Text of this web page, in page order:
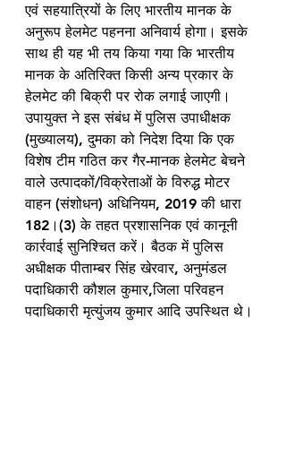
एवं सहयात्रियों के लिए भारतीय मानक के
अनुरूप हेलमेट पहनना अनिवार्य होगा। इसके
साथ ही यह भी तय किया गया कि भारतीय
मानक के अतिरिक्त किसी अन्य प्रकार के
हेलमेट की बिक्री पर रोक लगाई जाएगी।
उपायुक्त ने इस संबंध में पुलिस उपाधीक्षक
(मुख्यालय), दुमका को निदेश दिया कि एक
विशेष टीम गठित कर गैर-मानक हेलमेट बेचने
वाले उत्पादकों/विक्रेताओं के विरुद्ध मोटर
वाहन (संशोधन) अधिनियम, 2019 की धारा
182।(3) के तहत प्रशासनिक एवं कानूनी
कार्रवाई सुनिश्चित करें। बैठक में पुलिस
अधीक्षक पीताम्बर सिंह खेरवार, अनुमंडल
पदाधिकारी कौशल कुमार,जिला परिवहन
पदाधिकारी मृत्युंजय कुमार आदि उपस्थित थे।